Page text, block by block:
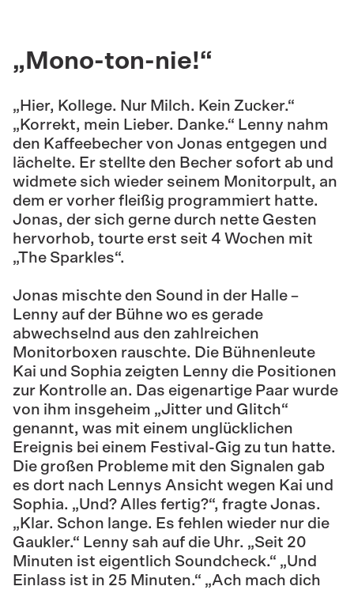
„Mono-ton-nie!“
„Hier, Kollege. Nur Milch. Kein Zucker.“
„Korrekt, mein Lieber. Danke.“ Lenny nahm
den Kaffeebecher von Jonas entgegen und
lächelte. Er stellte den Becher sofort ab und
widmete sich wieder seinem Monitorpult, an
dem er vorher fleißig programmiert hatte.
Jonas, der sich gerne durch nette Gesten
hervorhob, tourte erst seit 4 Wochen mit
„The Sparkles“.
Jonas mischte den Sound in der Halle –
Lenny auf der Bühne wo es gerade
abwechselnd aus den zahlreichen
Monitorboxen rauschte. Die Bühnenleute
Kai und Sophia zeigten Lenny die Positionen
zur Kontrolle an. Das eigenartige Paar wurde
von ihm insgeheim „Jitter und Glitch“
genannt, was mit einem unglücklichen
Ereignis bei einem Festival-Gig zu tun hatte.
Die großen Probleme mit den Signalen gab
es dort nach Lennys Ansicht wegen Kai und
Sophia. „Und? Alles fertig?“, fragte Jonas.
„Klar. Schon lange. Es fehlen wieder nur die
Gaukler.“ Lenny sah auf die Uhr. „Seit 20
Minuten ist eigentlich Soundcheck.“ „Und
Einlass ist in 25 Minuten.“ „Ach mach dich